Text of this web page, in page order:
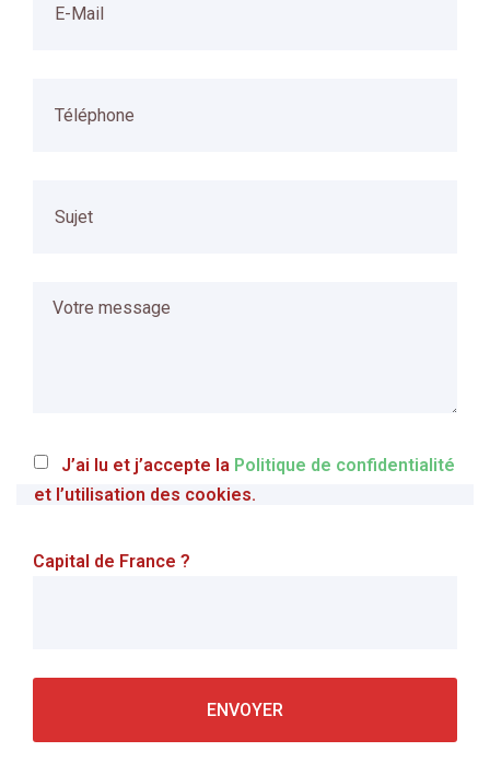
J’ai lu et j’accepte la Politique de confidentialité
et l’utilisation des cookies.
Capital de France ?